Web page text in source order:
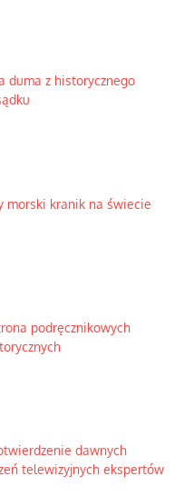
duma z historycznego
morski kranik na świecie
podręcznikowych
dawnych
telewizyjnych ekspertów